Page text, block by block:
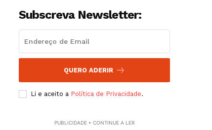
Subscreva Newsletter:
QUERO ADERIR
Li e aceito a Política de Privacidade.
PUBLICIDADE • CONTINUE A LER